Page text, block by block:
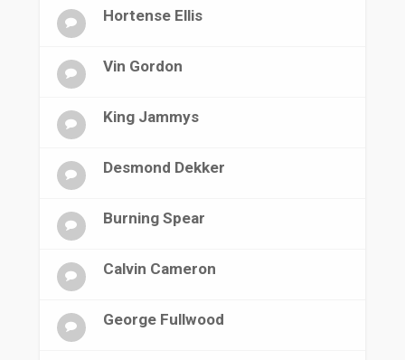
Hortense Ellis
Vin Gordon
King Jammys
Desmond Dekker
Burning Spear
Calvin Cameron
George Fullwood